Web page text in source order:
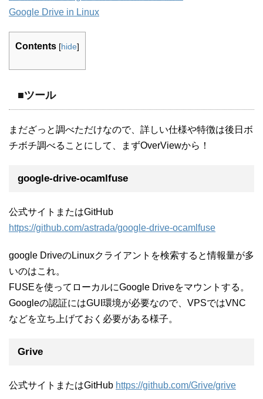
Google Drive in Linux
Contents [hide]
■ツール
まだざっと調べただけなので、詳しい仕様や特徴は後日ボ
チボチ調べることにして、まずOverViewから！
google-drive-ocamlfuse
公式サイトまたはGitHub
https://github.com/astrada/google-drive-ocamlfuse
google DriveのLinuxクライアントを検索すると情報量が多
いのはこれ。
FUSEを使ってローカルにGoogle Driveをマウントする。
Googleの認証にはGUI環境が必要なので、VPSではVNC
などを立ち上げておく必要がある様子。
Grive
公式サイトまたはGitHub https://github.com/Grive/grive